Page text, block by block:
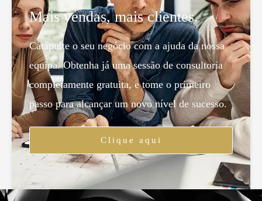
Mais vendas, mais clientes.
Catapulte o seu negócio com a ajuda da nossa
equipa. Obtenha já uma sessão de consultoria
completamente gratuita, e tome o primeiro
passo para alcançar um novo nível de sucesso.
Clique aqui